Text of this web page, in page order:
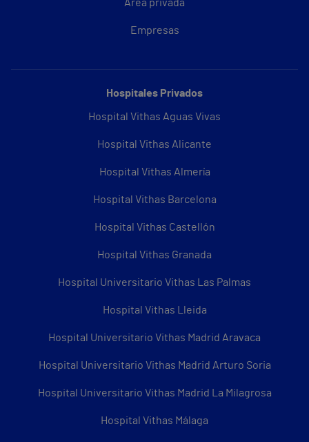
Área privada
Empresas
Hospitales Privados
Hospital Vithas Aguas Vivas
Hospital Vithas Alicante
Hospital Vithas Almería
Hospital Vithas Barcelona
Hospital Vithas Castellón
Hospital Vithas Granada
Hospital Universitario Vithas Las Palmas
Hospital Vithas Lleida
Hospital Universitario Vithas Madrid Aravaca
Hospital Universitario Vithas Madrid Arturo Soria
Hospital Universitario Vithas Madrid La Milagrosa
Hospital Vithas Málaga